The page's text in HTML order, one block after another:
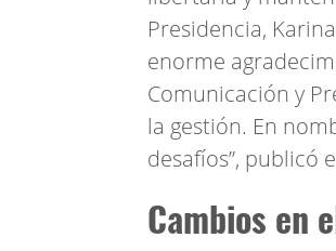
Presidencia,
enorme
Comunicación y
la gestión. En
desafíos”, publicó
Cambios en